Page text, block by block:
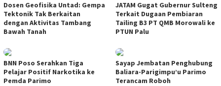
Dosen Geofisika Untad: Gempa
Tektonik Tak Berkaitan
dengan Aktivitas Tambang
Bawah Tanah
JATAM Gugat Gubernur Sulteng
Terkait Dugaan Pembiaran
Tailing B3 PT QMB Morowali ke
PTUN Palu
BNN Poso Serahkan Tiga
Pelajar Positif Narkotika ke
Pemda Parimo
Sayap Jembatan Penghubung
Baliara-Parigimpu’u Parimo
Terancam Roboh